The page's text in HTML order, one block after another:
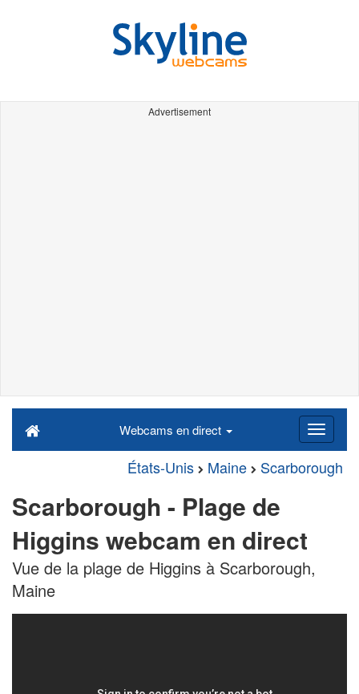
Advertisement
Webcams en direct
États-Unis Maine Scarborough
Scarborough - Plage de
Higgins webcam en direct
Vue de la plage de Higgins à Scarborough,
Maine